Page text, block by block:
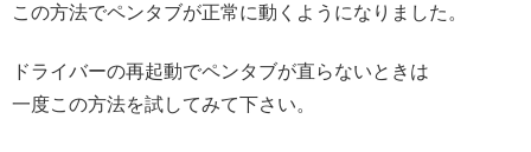
この方法でペンタブが正常に動くようになりました。
ドライバーの再起動でペンタブが直らないときは
一度この方法を試してみて下さい。